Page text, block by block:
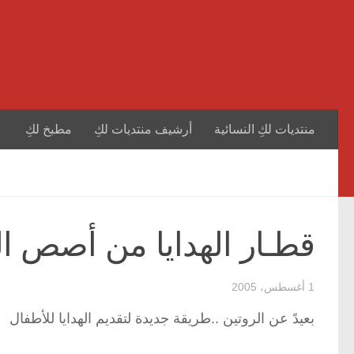
منتديات لكِ النسائية أرشيف منتديات لكِ مطبخ لكِ
قطـار الهدايا من أصص
1 أغسطس، 2005
بعيدً عن الروتين ..طريقة جديدة لتقديم الهدايا للأطفال